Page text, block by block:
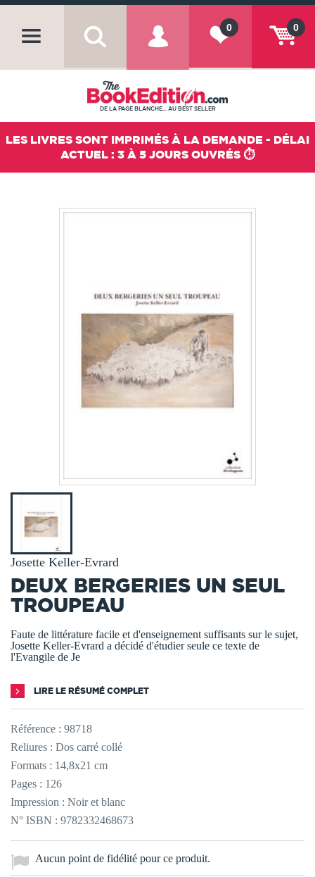
0
0
DE LA PAGE BLANCHE... AU BEST SELLER
LES LIVRES SONT IMPRIMÉS À LA DEMANDE - DÉLAI
ACTUEL : 3 À 5 JOURS OUVRÉS ⏱️
Josette Keller-Evrard
DEUX BERGERIES UN SEUL
TROUPEAU
Faute de littérature facile et d'enseignement suffisants sur le sujet,
Josette Keller-Evrard a décidé d'étudier seule ce texte de
l'Evangile de Je
LIRE LE RÉSUMÉ COMPLET
Référence : 98718
Reliures : Dos carré collé
Formats : 14,8x21 cm
Pages : 126
Impression : Noir et blanc
N° ISBN : 9782332468673
Aucun point de fidélité pour ce produit.